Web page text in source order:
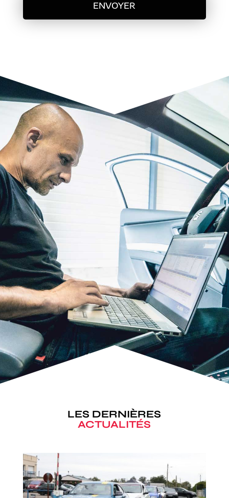
ENVOYER
LES DERNIÈRES
ACTUALITÉS